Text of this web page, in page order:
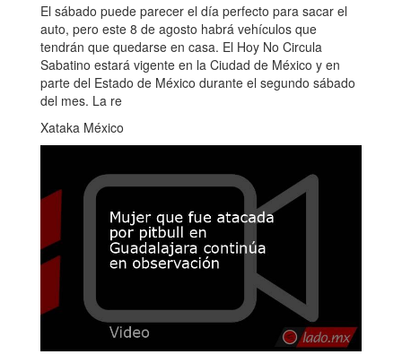
El sábado puede parecer el día perfecto para sacar el
auto, pero este 8 de agosto habrá vehículos que
tendrán que quedarse en casa. El Hoy No Circula
Sabatino estará vigente en la Ciudad de México y en
parte del Estado de México durante el segundo sábado
del mes. La re
Xataka México